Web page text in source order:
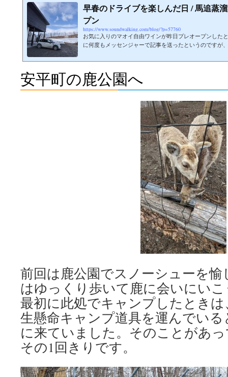
早春のドライブを楽しんだ日 / 馬追蒸
プン
https://www.soundwalking.com/blog/?p=57760
お気に入りのマオイ自由ワインが昨日プレオープンした
に何度もメッセンジャーで記事を送ったというのですが
ました。思いがけず天候に恵まれ快適ドライブ天気予報
でしたが、朝は天気が良かったので出掛けることにしま
吹雪いてきたので、あまり酷くなるようだったらロイズ
ことにしました。血糖コントロールをしているので、ロ
安平町の鹿公園へ
前回は鹿公園でスノーシューを
はゆっくり歩いて鹿に会いにい
最初に此処でキャンプしたとき
生懸命キャンプ道具を運んでい
に来ていました。そのことがあ
その1回きりです。